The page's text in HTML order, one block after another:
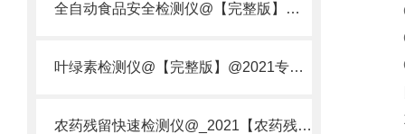
全自动食品安全检测仪@【完整版】@2021专业全自动食品检测仪器仪表
叶绿素检测仪@【完整版】@2021专业叶绿素检测仪器仪表
农药残留快速检测仪@_2021【农药残留检测仪器仪表DE原理】
1.